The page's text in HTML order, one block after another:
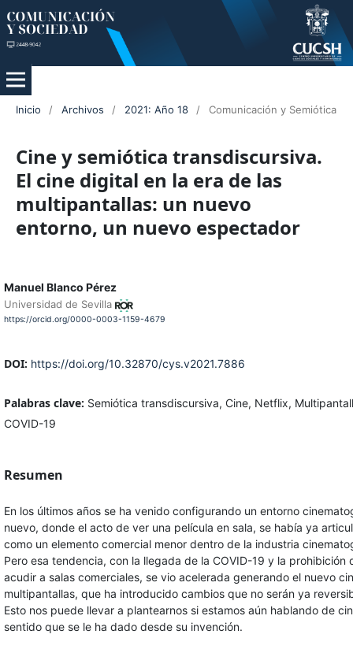
Inicio / Archivos / 2021: Año 18 / Comunicación y Semiótica
Cine y semiótica transdiscursiva.
El cine digital en la era de las
multipantallas: un nuevo
entorno, un nuevo espectador
Manuel Blanco Pérez
Universidad de Sevilla
https://orcid.org/0000-0003-1159-4679
DOI: https://doi.org/10.32870/cys.v2021.7886
Palabras clave: Semiótica transdiscursiva, Cine, Netflix,
COVID-19
Resumen
En los últimos años se ha venido configurando un entorno
nuevo, donde el acto de ver una película en sala, se había ya
como un elemento comercial menor dentro de la industria
Pero esa tendencia, con la llegada de la COVID-19 y la prohibición
acudir a salas comerciales, se vio acelerada generando el nuevo
multipantallas, que ha introducido cambios que no serán ya
Esto nos puede llevar a plantearnos si estamos aún hablando de
sentido que se le ha dado desde su invención.